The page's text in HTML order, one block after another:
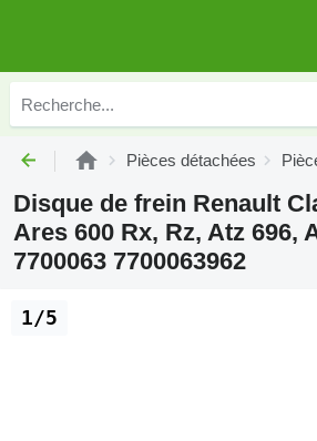
Pièces détachées
Disque de frein Renault
Ares 600 Rx, Rz, Atz 696,
7700063 7700063962
1/5